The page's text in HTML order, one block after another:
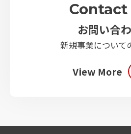
Contact
お問い合
新規事業について
View More